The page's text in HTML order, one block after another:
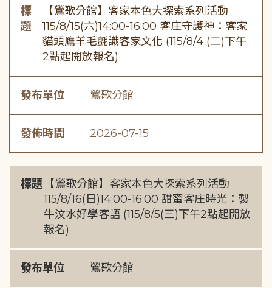
標
題
【鶯歌分館】客家本色大探索系列活動
115/8/15(六)14:00-16:00 客庄守護神：客家
貓頭鷹羊毛氈識客家文化 (115/8/4 (二)下午
2點起開放報名)
發布單位 鶯歌分館
發佈時間 2026-07-15
標題 【鶯歌分館】客家本色大探索系列活動
115/8/16(日)14:00-16:00 甜蜜客庄時光：製
牛汶水好學客語 (115/8/5(三)下午2點起開放
報名)
發布單位 鶯歌分館